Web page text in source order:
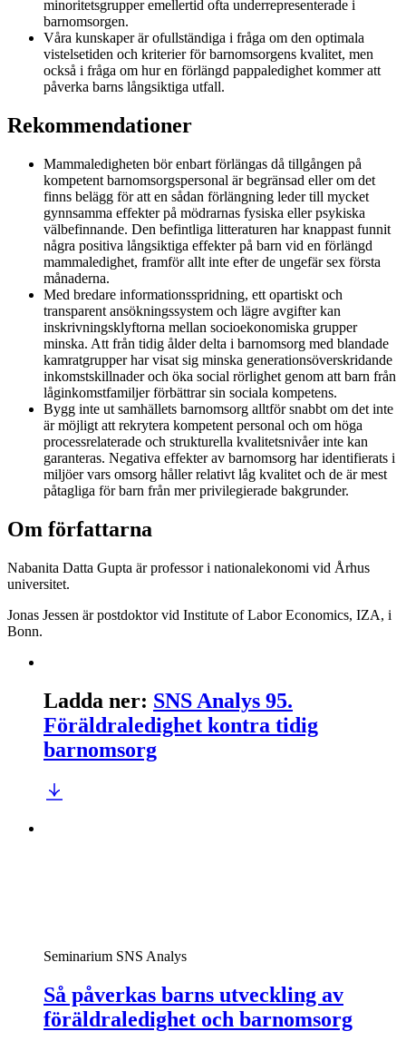
minoritetsgrupper emellertid ofta underrepresenterade i
barnomsorgen.
Våra kunskaper är ofullständiga i fråga om den optimala
vistelsetiden och kriterier för barnomsorgens kvalitet, men
också i fråga om hur en förlängd pappaledighet kommer att
påverka barns långsiktiga utfall.
Rekommendationer
Mammaledigheten bör enbart förlängas då tillgången på
kompetent barnomsorgspersonal är begränsad eller om det
finns belägg för att en sådan förlängning leder till mycket
gynnsamma effekter på mödrarnas fysiska eller psykiska
välbefinnande. Den befintliga litteraturen har knappast funnit
några positiva långsiktiga effekter på barn vid en förlängd
mammaledighet, framför allt inte efter de ungefär sex första
månaderna.
Med bredare informationsspridning, ett opartiskt och
transparent ansökningssystem och lägre avgifter kan
inskrivningsklyftorna mellan socioekonomiska grupper
minska. Att från tidig ålder delta i barnomsorg med blandade
kamratgrupper har visat sig minska generationsöverskridande
inkomstskillnader och öka social rörlighet genom att barn från
låginkomstfamiljer förbättrar sin sociala kompetens.
Bygg inte ut samhällets barnomsorg alltför snabbt om det inte
är möjligt att rekrytera kompetent personal och om höga
processrelaterade och strukturella kvalitetsnivåer inte kan
garanteras. Negativa effekter av barnomsorg har identifierats i
miljöer vars omsorg håller relativt låg kvalitet och de är mest
påtagliga för barn från mer privilegierade bakgrunder.
Om författarna
Nabanita Datta Gupta är professor i nationalekonomi vid Århus
universitet.
Jonas Jessen är postdoktor vid Institute of Labor Economics, IZA, i
Bonn.
Ladda ner: SNS Analys 95.
Föräldraledighet kontra tidig
barnomsorg
Seminarium SNS Analys
Så påverkas barns utveckling av
föräldraledighet och barnomsorg